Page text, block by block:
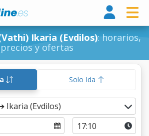
Ikaria (Evdilos): horarios,
precios y ofertas
Solo Ida